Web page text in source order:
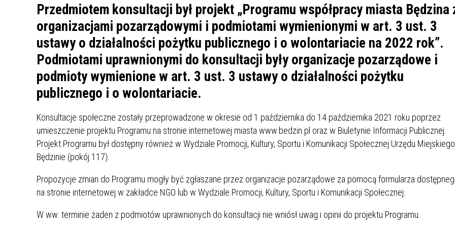
KARTA DUŻEJ RODZINY OFERTY PRACY
PROGRAM WSPARCIA
3+ GÓRĄ!"
AKTYWIZACJA SPOŁECZNO–
ZAWODOWA OSÓB
NIEPEŁNOSPRAWNYCH
PLAN OGÓLNY BĘDZIŃSKA KARTA SENIORA
PODATKI LOKALNE –
PODSTAWOWE INFORMACJE,
STAWKI I FORMULARZE
EKOLOGICZNA W RAMACH
PROJEKTU ZAGŁĘBIOWSKI PARK
LINEARNY
KONTAKTOWYCH (RDK)
INFORMACJE ZUS
INFORMACJE KRUS URZĄD SKARBOWY
INFORMACJE DOTYCZĄCE
TRANSPLANTACJI
UCZNIÓW
DLA WYRÓŻNIAJĄCYCH SIĘ
UCZNIÓW
AWANS ZAWODOWY NAUCZYCIELI
ZAKŁADANIE PLACÓWEK
NIEPUBLICZNYCH
DOFINANSOWANIE
KSZTAŁCENIA
MŁODOCIANYCH
STYPENDIUM MIASTA BĘDZINA
PAŃSTWOWA SZKOŁA MUZYCZNA
ZADANIA DOFINANSOWANE
DOTACJE DLA NIEPUBLICZNYCH
SZKÓŁ I PRZEDSZKOLI W
BĘDZINIE
MIĘDZYZAKŁADOWA KASA
ZAPOMOGOWO-POŻYCZKOWA
PRACOWNIKÓW OŚWIATY
DOFINANSOWANIE
SZKÓŁ” Z WOJEWÓDZKIEGO
FUNDUSZU OCHRONY
WODNEJ W KATOWICACH
POMOC ZDROWOTNA DLA
NAUCZYCIELI
„PRZYJAZNA SZKOŁA” RZĄDOWY
PROGRAM WYRÓWNYWANIA
SZANS EDUKACYJNYCH DZIECI I
KONKURSY NA STANOWISKO
DYREKTORA
Przedmiotem konsultacji był projekt „Programu współpracy miasta Będzina
organizacjami pozarządowymi i podmiotami wymienionymi w art. 3 ust. 3
ustawy o działalności pożytku publicznego i o wolontariacie na 2022 rok”.
Podmiotami uprawnionymi do konsultacji były organizacje pozarządowe i
podmioty wymienione w art. 3 ust. 3 ustawy o działalności pożytku
publicznego i o wolontariacie.
Konsultacje społeczne zostały przeprowadzone w okresie od 1 października do 14 października 2021 roku poprzez
umieszczenie projektu Programu na stronie internetowej miasta www.bedzin.pl oraz w Biuletynie Informacji Publicznej.
Projekt Programu był dostępny również w Wydziale Promocji, Kultury, Sportu i Komunikacji Społecznej Urzędu
Będzinie (pokój 117).
Propozycje zmian do Programu mogły być zgłaszane przez organizacje pozarządowe za pomocą formularza
na stronie internetowej w zakładce NGO lub w Wydziale Promocji, Kultury, Sportu i Komunikacji Społecznej.
W ww. terminie żaden z podmiotów uprawnionych do konsultacji nie wniósł uwag i opinii do projektu Programu.